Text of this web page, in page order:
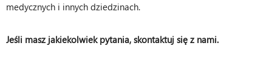
medycznych i innych dziedzinach.
Jeśli masz jakiekolwiek pytania, skontaktuj się z nami.